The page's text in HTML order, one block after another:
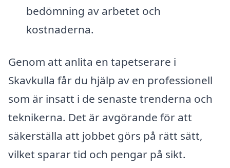
bedömning av arbetet och
kostnaderna.
Genom att anlita en tapetserare i
Skavkulla får du hjälp av en professionell
som är insatt i de senaste trenderna och
teknikerna. Det är avgörande för att
säkerställa att jobbet görs på rätt sätt,
vilket sparar tid och pengar på sikt.